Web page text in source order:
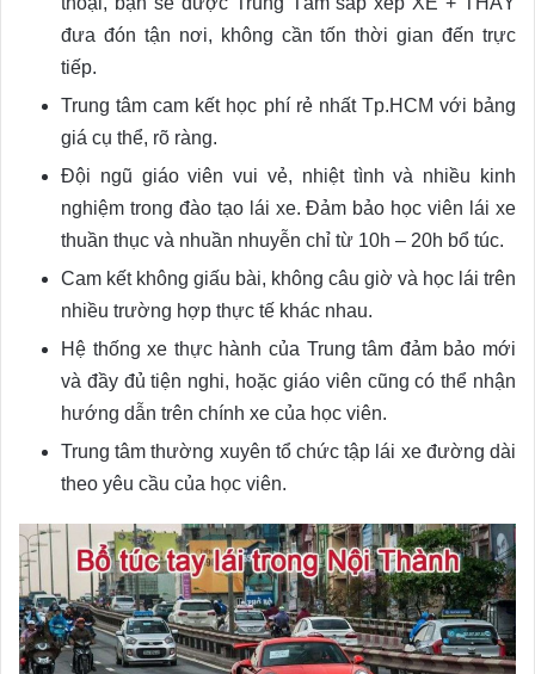
đưa đón tận nơi, không cần tốn thời gian đến trực
tiếp.
Trung tâm cam kết học phí rẻ nhất Tp.HCM với bảng
giá cụ thể, rõ ràng.
Đội ngũ giáo viên vui vẻ, nhiệt tình và nhiều kinh
nghiệm trong đào tạo lái xe. Đảm bảo học viên lái xe
thuần thục và nhuần nhuyễn chỉ từ 10h – 20h bổ túc.
Cam kết không giấu bài, không câu giờ và học lái trên
nhiều trường hợp thực tế khác nhau.
Hệ thống xe thực hành của Trung tâm đảm bảo mới
và đầy đủ tiện nghi, hoặc giáo viên cũng có thể nhận
hướng dẫn trên chính xe của học viên.
Trung tâm thường xuyên tổ chức tập lái xe đường dài
theo yêu cầu của học viên.